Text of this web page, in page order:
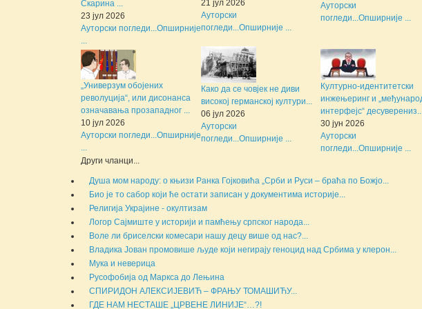
Скарина ...
23 јул 2026
Ауторски погледи...Опширније
...
21 јул 2026
Ауторски
погледи...Опширније ...
Ауторски
погледи...Опширније ...
„Универзум обојених
револуција“, или дисонанса
означавања прозападног ...
10 јул 2026
Ауторски погледи...Опширније
...
Како да се човјек не диви
високој германској култури...
06 јул 2026
Ауторски
погледи...Опширније ...
Културно-идентитетски
инжењеринг и
интерфејс“
30 јун 2026
Ауторски
погледи...Опширније ...
Други чланци...
Душа мом народу: о књизи Ранка Гојковића „Срби и Руси – браћа по Божјо...
Био је то сабор који ће остати записан у документима историје...
Религија Украјине - окултизам
Логор Сајмиште у историји и памћењу српског народа...
Воле ли бриселски комесари нашу децу више од нас?...
Владика Јован промовише људе који негирају геноцид над Србима у клерон...
Мука и неверица
Русофобија од Маркса до Лењина
СПИРИДОН АЛЕКСИЈЕВИЋ – ФРАЊУ ТОМАШИЋУ...
ГДЕ НАМ НЕСТАШЕ „ЦРВЕНЕ ЛИНИЈЕ“…?!